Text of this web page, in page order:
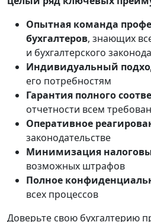
Опытная команда
бухгалтеров, знающих
и бухгалтерского
Индивидуальный
его потребностям
Гарантия полного
отчетности всем
Оперативное
законодательстве
Минимизация
возможных штрафов
Полное
всех процессов
Доверьте свою бухгалтерию